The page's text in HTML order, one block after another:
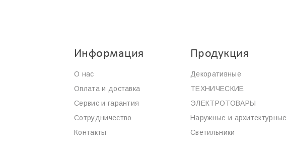
Информация
О нас
Оплата и доставка
Сервис и гарантия
Сотрудничество
Контакты
Продукция
Декоративные
ТЕХНИЧЕСКИЕ
ЭЛЕКТРОТОВАРЫ
Наружные и архитектурные
Светильники